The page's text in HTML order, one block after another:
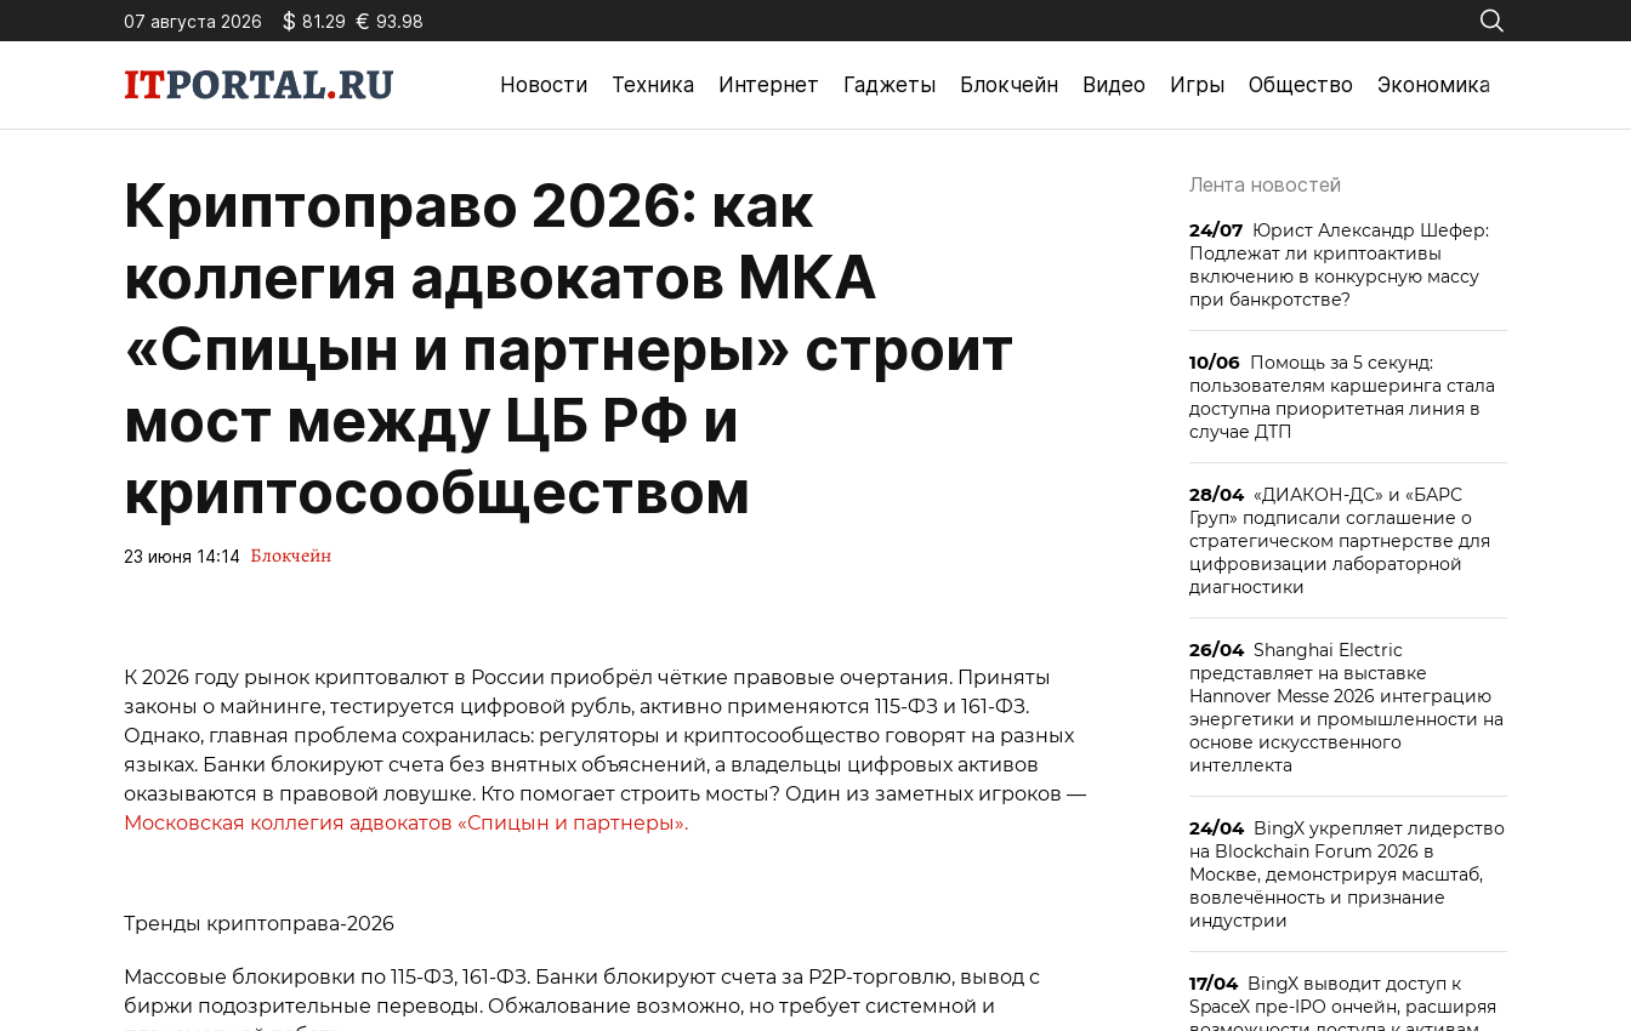
07 августа 2026 $ 81.29 € 93.98
Новости Техника Интернет Гаджеты Блокчейн Видео Игры Общество Экономика
Криптоправо 2026: как
коллегия адвокатов МКА
«Спицын и партнеры» строит
мост между ЦБ РФ и
криптосообществом
23 июня 14:14 Блокчейн
К 2026 году рынок криптовалют в России приобрёл чёткие правовые очертания. Приняты
законы о майнинге, тестируется цифровой рубль, активно применяются 115-ФЗ и 161-ФЗ.
Однако, главная проблема сохранилась: регуляторы и криптосообщество говорят на разных
языках. Банки блокируют счета без внятных объяснений, а владельцы цифровых активов
оказываются в правовой ловушке. Кто помогает строить мосты? Один из заметных игроков —
Московская коллегия адвокатов «Спицын и партнеры».
Тренды криптоправа‑2026
Массовые блокировки по 115-ФЗ, 161-ФЗ. Банки блокируют счета за P2P-торговлю, вывод с
биржи подозрительные переводы. Обжалование возможно, но требует системной и
Лента новостей
24/07 Юрист Александр Шефер:
Подлежат ли криптоактивы
включению в конкурсную массу
при банкротстве?
10/06 Помощь за 5 секунд:
пользователям каршеринга стала
доступна приоритетная линия в
случае ДТП
28/04 «ДИАКОН-ДС» и «БАРС
Груп» подписали соглашение о
стратегическом партнерстве для
цифровизации лабораторной
диагностики
26/04 Shanghai Electric
представляет на выставке
Hannover Messe 2026 интеграцию
энергетики и промышленности на
основе искусственного
интеллекта
24/04 BingX укрепляет лидерство
на Blockchain Forum 2026 в
Москве, демонстрируя масштаб,
вовлечённость и признание
индустрии
17/04 BingX выводит доступ к
SpaceX пре-IPO ончейн, расширяя